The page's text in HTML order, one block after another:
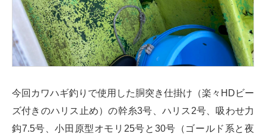
今回カワハギ釣りで使用した胴突き仕掛け（楽々HDビー
ズ付きのハリス止め）の幹糸3号、ハリス2号、吸わせ力
鈎7.5号、小田原型オモリ25号と30号（ゴールド系と夜